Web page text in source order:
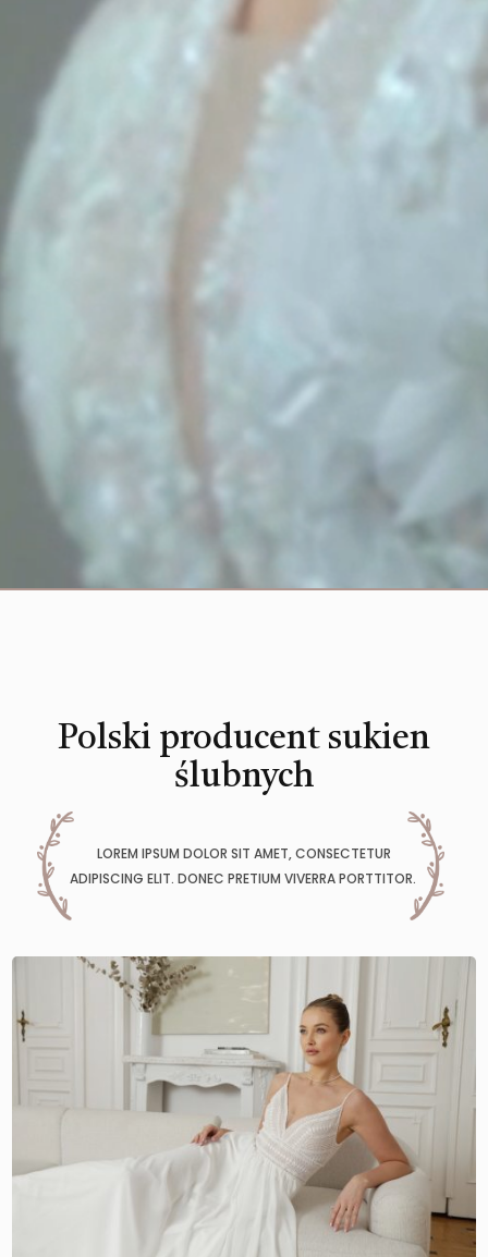
Polski producent sukien
ślubnych
LOREM IPSUM DOLOR SIT AMET, CONSECTETUR
ADIPISCING ELIT. DONEC PRETIUM VIVERRA PORTTITOR.